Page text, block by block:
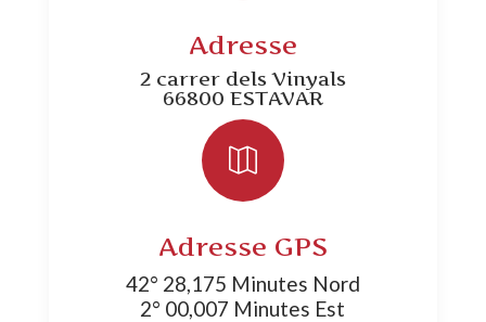
Adresse
2 carrer dels Vinyals
66800 ESTAVAR

Adresse GPS
42° 28,175 Minutes Nord
2° 00,007 Minutes Est